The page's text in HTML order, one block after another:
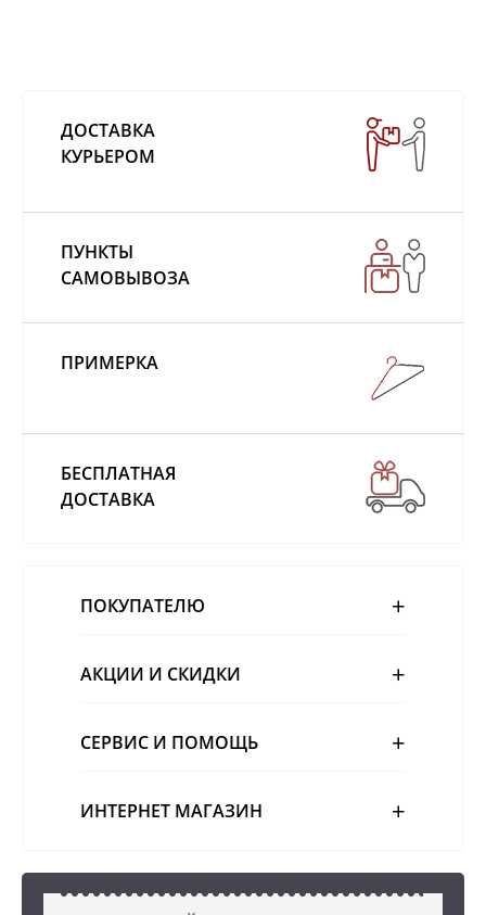
ДОСТАВКА
КУРЬЕРОМ
ПУНКТЫ
САМОВЫВОЗА
ПРИМЕРКА
БЕСПЛАТНАЯ
ДОСТАВКА
ПОКУПАТЕЛЮ
АКЦИИ И СКИДКИ
СЕРВИС И ПОМОЩЬ
ИНТЕРНЕТ МАГАЗИН